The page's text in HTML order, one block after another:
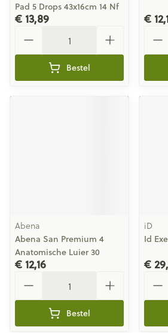
Pad 5 Drops 43x16cm 14 Nf
€ 13,89
Bestel
€
Abena
Abena San Premium 4
Anatomische Luier 30
€ 12,16
Bestel
iD
Id
€